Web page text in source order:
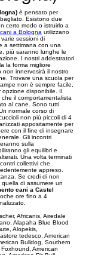
è pensato per
Esistono due
certo modo o istruirlo a
a Bologna utilizzano
sessioni di
a settimana con una
più saranno lunghe le
I nostri addestratori
la forma migliore
non innervosirà il nostro
Trovare una scuola per
non è sempre facile,
opzione disponibile. Il
il comportamentalista
al cane. Sono tutti
normale corso di
non più piccoli di 4
appositamente per
con il fine di insegnare
Gli incontri
sulla
gli equilibri e
Una volta terminati
collettivi che
appreso.
Se credi di non
di assumere un
cani a Castel
ore fino a 4
Africanis, Airedale
Alapaha Blue Blood
Alopekis,
tedesco, American
Bulldog, Southern
American